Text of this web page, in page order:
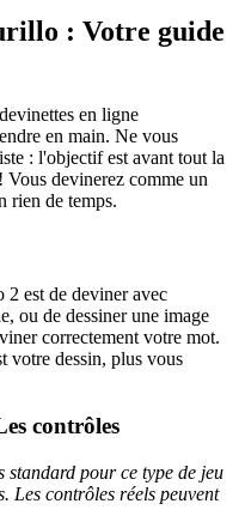
: Votre guide
en ligne
en main. Ne vous
: l'objectif est avant tout la
devinerez comme un
rien de temps.
est de deviner avec
ou de dessiner une image
correctement votre mot.
votre dessin, plus vous
contrôles
standard pour ce type de jeu
Les contrôles réels peuvent